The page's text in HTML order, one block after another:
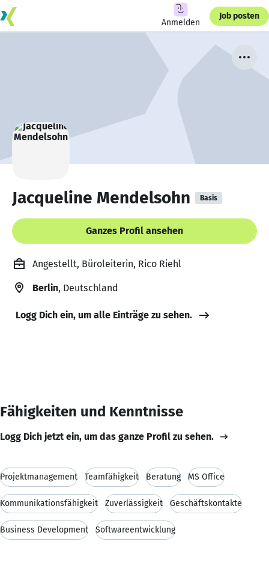
Anmelden
Job posten
Jacqueline Mendelsohn Basis
Ganzes Profil ansehen
Angestellt, Büroleiterin, Rico Riehl
Berlin, Deutschland
Logg Dich ein, um alle Einträge zu sehen.
Fähigkeiten und Kenntnisse
Logg Dich jetzt ein, um das ganze Profil zu sehen.
Projektmanagement Teamfähigkeit Beratung MS Office
Kommunikationsfähigkeit Zuverlässigkeit Geschäftskontakte
Business Development Softwareentwicklung